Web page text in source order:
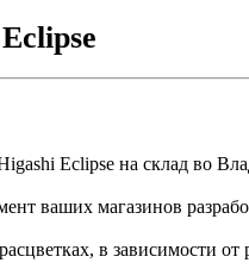
Eclipse на склад во
ваших магазинов
в зависимости